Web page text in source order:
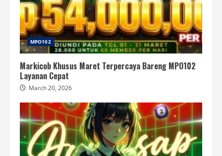
MPO102
Markicob Khusus Maret Terpercaya Bareng MPO102
Layanan Cepat
March 20, 2026